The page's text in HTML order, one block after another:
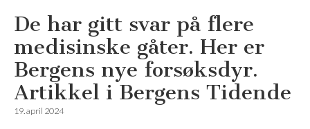
De har gitt svar på flere
medisinske gåter. Her er
Bergens nye forsøksdyr.
Artikkel i Bergens Tidende
19. april 2024